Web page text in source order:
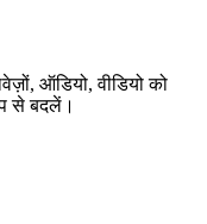
ऑडियो, वीडियो को
से बदलें।